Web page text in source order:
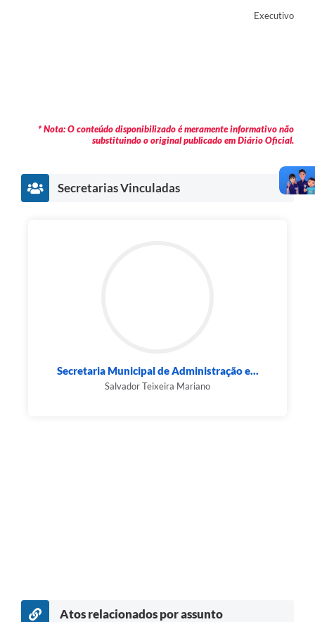
Executivo
* Nota: O conteúdo disponibilizado é meramente informativo não
substituindo o original publicado em Diário Oficial.
Secretarias Vinculadas
Secretaria Municipal de Administração e...
Salvador Teixeira Mariano
Atos relacionados por assunto